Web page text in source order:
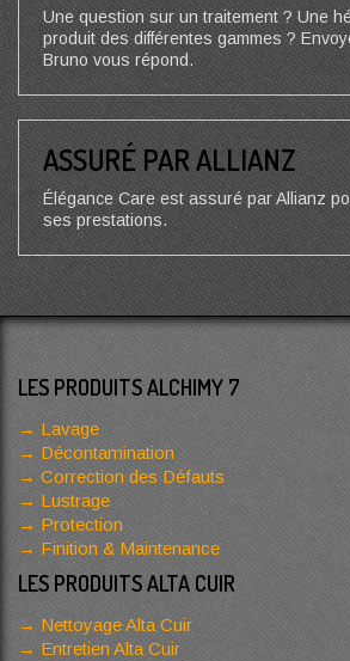
Une question sur un traitement ? Une
produit des différentes gammes ?
Bruno vous répond.
ASSURÉ PAR ALLIANZ
Élégance Care est assuré par Allianz
ses prestations.
LES PRODUITS ALCHIMY 7
Lavage
Décontamination
Correction des Défauts
Lustrage
Protection
Finition & Maintenance
LES PRODUITS ALTA CUIR
Nettoyage Alta Cuir
Entretien Alta Cuir